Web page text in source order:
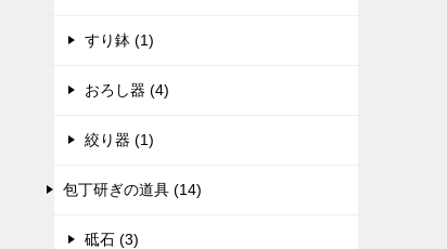
すり鉢 (1)
おろし器 (4)
絞り器 (1)
包丁研ぎの道具 (14)
砥石 (3)